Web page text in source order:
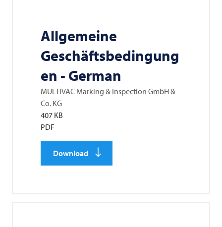
Allgemeine
Geschäftsbedingung
en - German
MULTIVAC Marking & Inspection GmbH &
Co. KG
407 KB
PDF
Download